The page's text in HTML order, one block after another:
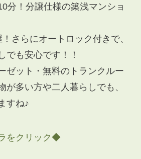
分！分譲仕様の築浅マンショ
さらにオートロック付きで、
でも安心です！！
ゼット・無料のトランクルー
が多い方や二人暮らしでも、
すね♪
をクリック◆